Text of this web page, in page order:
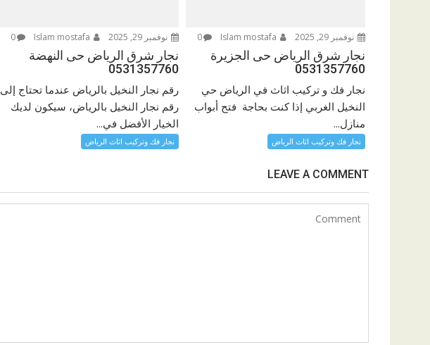
نوفمبر 29, 2025 0
نجار شرق الرياض حى الجزيرة
0531357760
نجار فك و تركيب اثاث في الرياض حي
النخيل الغربي إذا كنت بحاجة فتح أبواب
منازل...
نجار فك وتركيب اثاث الرياض
نوفمبر 29, 2025 0
نجار شرق الرياض حى النهضة
0531357760
رقم نجار النخيل بالرياض عندما تحتاج إلى
رقم نجار النخيل بالرياض، سيكون لديك
الخيار الأفضل في...
نجار فك وتركيب اثاث الرياض
LEAVE A COMMENT